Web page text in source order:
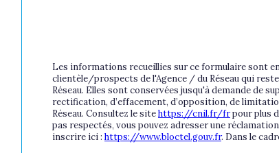
Les informations recueillies sur ce formulaire sont
clientèle/prospects de l'Agence / du Réseau qui
Réseau. Elles sont conservées jusqu'à demande de
rectification, d’effacement, d’opposition, de
Réseau. Consultez le sitehttps://cnil.fr/frpour plus
pas respectés, vous pouvez adresser une
inscrire ici : https://www.bloctel.gouv.fr. Dans le